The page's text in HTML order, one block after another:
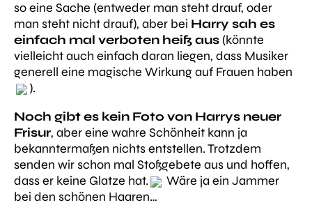
so eine Sache (entweder man steht drauf, oder
man steht nicht drauf), aber bei Harry sah es
einfach mal verboten heiß aus (könnte
vielleicht auch einfach daran liegen, dass Musiker
generell eine magische Wirkung auf Frauen haben
).
Noch gibt es kein Foto von Harrys neuer
Frisur, aber eine wahre Schönheit kann ja
bekanntermaßen nichts entstellen. Trotzdem
senden wir schon mal Stoßgebete aus und hoffen,
dass er keine Glatze hat.
Wäre ja ein Jammer
bei den schönen Haaren…